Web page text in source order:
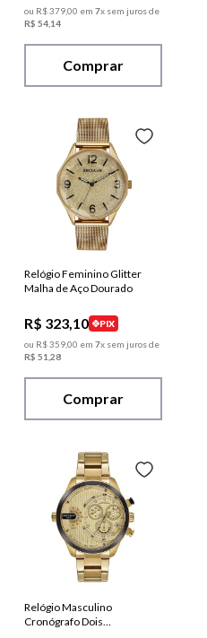
ou R$37900 em 7x sem juros de
R$ 54 14
Comprar
Relógio Feminino Glitter
Malha de Aço Dourado
R$ 323,10
PIX
ou R$35900 em 7x sem juros de
R$ 51 28
Comprar
Relógio Masculino
Cronógrafo Dois